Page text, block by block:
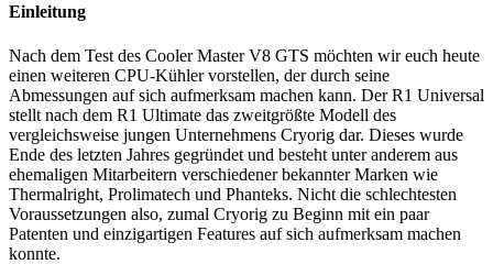
Einleitung
Nach dem Test des Cooler Master V8 GTS möchten wir euch heute
einen weiteren CPU-Kühler vorstellen, der durch seine
Abmessungen auf sich aufmerksam machen kann. Der R1 Universal
stellt nach dem R1 Ultimate das zweitgrößte Modell des
vergleichsweise jungen Unternehmens Cryorig dar. Dieses wurde
Ende des letzten Jahres gegründet und besteht unter anderem aus
ehemaligen Mitarbeitern verschiedener bekannter Marken wie
Thermalright, Prolimatech und Phanteks. Nicht die schlechtesten
Voraussetzungen also, zumal Cryorig zu Beginn mit ein paar
Patenten und einzigartigen Features auf sich aufmerksam machen
konnte.